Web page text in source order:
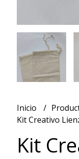
Inicio
Kit Creativo
Kit